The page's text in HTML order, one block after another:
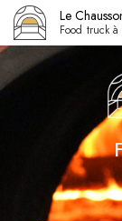
Aller
au
Le
Food truck